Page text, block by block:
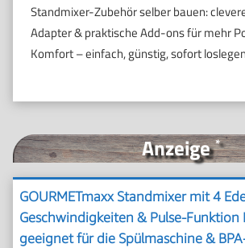
Anzeige*
GOURMETmaxx Standmixer mit 4
Geschwindigkeiten & Pulse-Funktion
geeignet für die Spülmaschine &
Standmixer-Zubehör selber bauen:
Adapter & praktische Add-ons für mehr
Komfort – einfach, günstig, sofort